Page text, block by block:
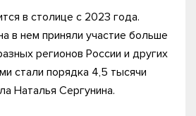
в столице с 2023 года.
в нем приняли участие больше
регионов России и других
стали порядка 4,5 тысячи
Наталья Сергунина.